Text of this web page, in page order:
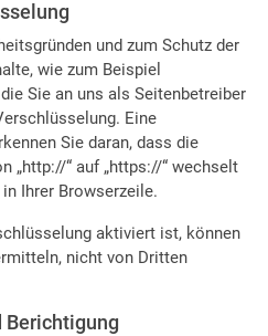
und zum Schutz der
wie zum Beispiel
Sie an uns als Seitenbetreiber
Eine
Sie daran, dass die
„http://“ auf „https://“ wechselt
Ihrer Browserzeile.
aktiviert ist, können
nicht von Dritten
Berichtigung